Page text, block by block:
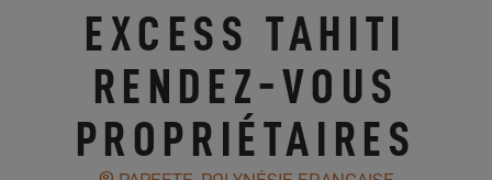
EXCESS TAHITI
RENDEZ-VOUS
PROPRIÉTAIRES